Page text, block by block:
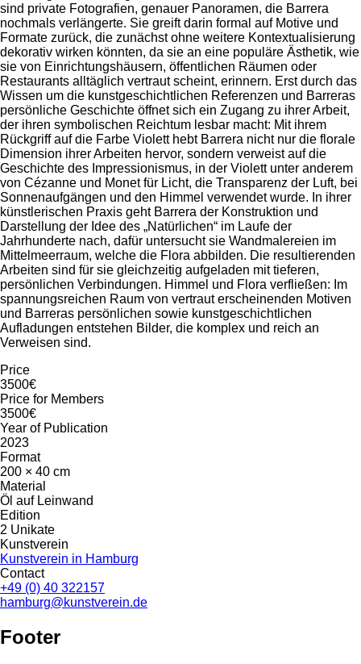
sind private Fotografien, genauer Panoramen, die Barrera
nochmals verlängerte. Sie greift darin formal auf Motive und
Formate zurück, die zunächst ohne weitere Kontextualisierung
dekorativ wirken könnten, da sie an eine populäre Ästhetik, wie
sie von Einrichtungshäusern, öffentlichen Räumen oder
Restaurants alltäglich vertraut scheint, erinnern. Erst durch das
Wissen um die kunstgeschichtlichen Referenzen und Barreras
persönliche Geschichte öffnet sich ein Zugang zu ihrer Arbeit,
der ihren symbolischen Reichtum lesbar macht: Mit ihrem
Rückgriff auf die Farbe Violett hebt Barrera nicht nur die florale
Dimension ihrer Arbeiten hervor, sondern verweist auf die
Geschichte des Impressionismus, in der Violett unter anderem
von Cézanne und Monet für Licht, die Transparenz der Luft, bei
Sonnenaufgängen und den Himmel verwendet wurde. In ihrer
künstlerischen Praxis geht Barrera der Konstruktion und
Darstellung der Idee des „Natürlichen“ im Laufe der
Jahrhunderte nach, dafür untersucht sie Wandmalereien im
Mittelmeerraum, welche die Flora abbilden. Die resultierenden
Arbeiten sind für sie gleichzeitig aufgeladen mit tieferen,
persönlichen Verbindungen. Himmel und Flora verfließen: Im
spannungsreichen Raum von vertraut erscheinenden Motiven
und Barreras persönlichen sowie kunstgeschichtlichen
Aufladungen entstehen Bilder, die komplex und reich an
Verweisen sind.
Price
3500€
Price for Members
3500€
Year of Publication
2023
Format
200 × 40 cm
Material
Öl auf Leinwand
Edition
2 Unikate
Kunstverein
Kunstverein in Hamburg
Contact
+49 (0) 40 322157
hamburg@kunstverein.de
Footer